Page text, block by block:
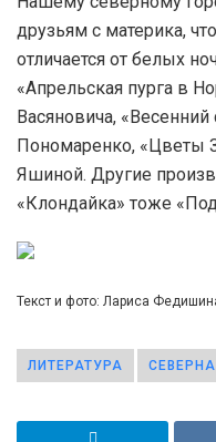
друзьям с материка,
отличается от белых
«Апрельская пурга в
Васяновича,
Пономаренко, «Цветы
Яшиной. Другие
«Клондайка» тоже
Текст и фото: Лариса
ЛИТЕРАТУРА